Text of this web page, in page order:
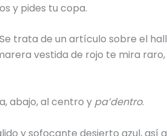
y pides tu copa.
trata de un artículo sobre el
vestida de rojo te mira
abajo, al centro y pa’dentro.
y sofocante desierto azul, así